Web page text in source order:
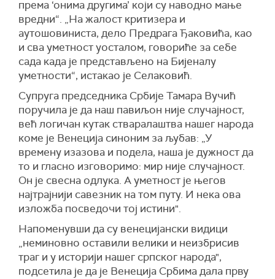
према ‘онима другима’ који су наводно мање
вредни“. „На жалост критизера и
аутошовиниста, дело Предрага Ђаковића, као
и сва уметност уосталом, говориће за себе
сада када је представљено на Бијеналу
уметности“, истакао је Селаковић.
Супруга председника Србије Тамара Вучић
поручила је да наш павиљон није случајност,
већ логичан кутак стваралаштва нашег народа
коме је Венеција синоним за љубав: „У
времену изазова и подела, наша је дужност да
то и гласно изговоримо: мир није случајност.
Он је свесна одлука. А уметност је његов
најтрајнији савезник на том путу. И нека ова
изложба посведочи тој истини".
Напоменувши да су венецијански видици
„неминовно оставили велики и неизбрисив
траг и у историји нашег српског народа",
подсетила је да је Венеција Србима дала прву